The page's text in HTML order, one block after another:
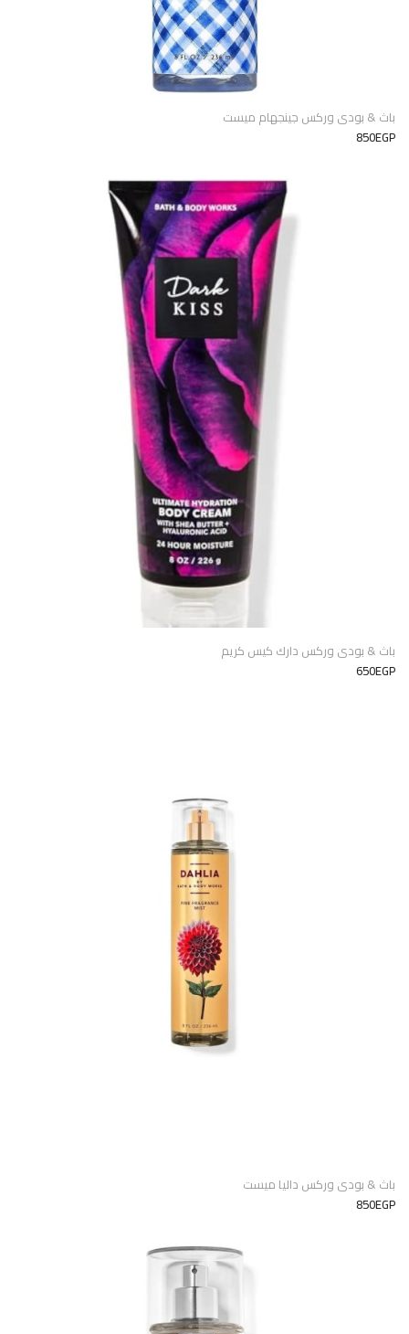
باث & بودى وركس جينجهام ميست
850EGP
باث & بودى وركس دارك كيس كريم
650EGP
باث & بودى وركس داليا ميست
850EGP